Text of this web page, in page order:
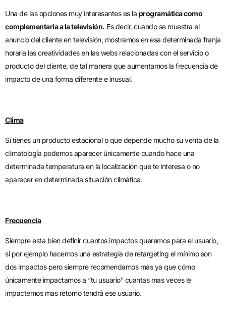
Una de las opciones muy interesantes es la programática como
complementaria a la televisión. Es decir, cuando se muestra el
anuncio del cliente en televisión, mostramos en esa determinada franja
horaria las creatividades en las webs relacionadas con el servicio o
producto del cliente, de tal manera que aumentamos la frecuencia de
impacto de una forma diferente e inusual.
Clima
Si tienes un producto estacional o que depende mucho su venta de la
climatología podemos aparecer únicamente cuando hace una
determinada temperatura en la localización que te interesa o no
aparecer en determinada situación climática.
Frecuencia
Siempre esta bien definir cuantos impactos queremos para el usuario,
si por ejemplo hacemos una estrategia de retargeting el mínimo son
dos impactos pero siempre recomendamos más ya que cómo
únicamente impactamos a “tu usuario” cuantas mas veces le
impactemos mas retorno tendrá ese usuario.